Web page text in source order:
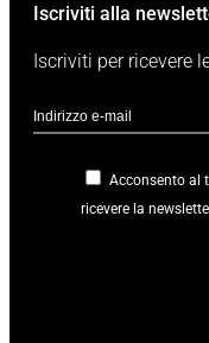
Iscriviti alla
Iscriviti per ricevere
Acconsento al
ricevere la